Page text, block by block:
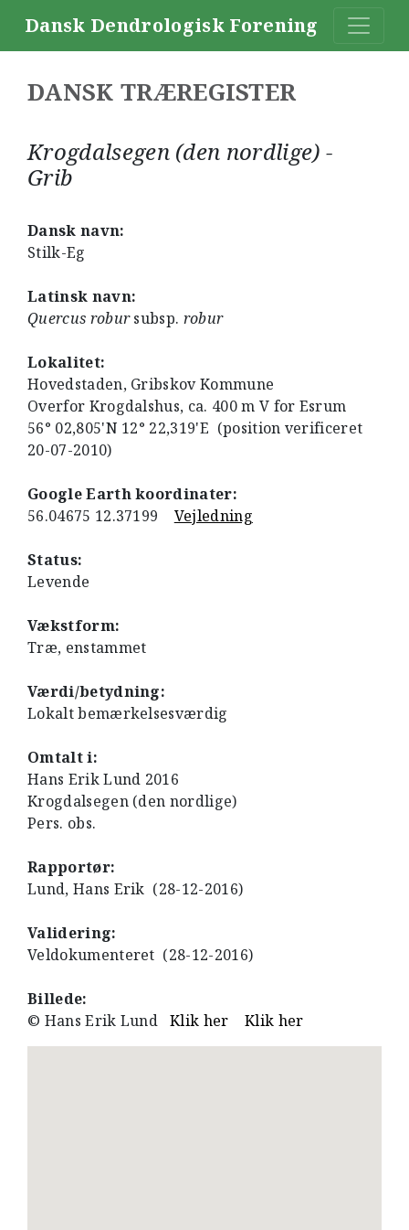
Dansk Dendrologisk Forening
DANSK TRÆREGISTER
Krogdalsegen (den nordlige) -
Grib
Dansk navn:
Stilk-Eg
Latinsk navn:
Quercus robursubsp. robur
Lokalitet:
Hovedstaden, Gribskov Kommune
Overfor Krogdalshus, ca. 400 m V for Esrum
56° 02,805'N 12° 22,319'E (position verificeret
20-07-2010)
Google Earth koordinater:
56.04675 12.37199 Vejledning
Status:
Levende
Vækstform:
Træ, enstammet
Værdi/betydning:
Lokalt bemærkelsesværdig
Omtalt i:
Hans Erik Lund 2016
Krogdalsegen (den nordlige)
Pers. obs.
Rapportør:
Lund, Hans Erik (28-12-2016)
Validering:
Veldokumenteret (28-12-2016)
Billede:
© Hans Erik LundKlik her Klik her